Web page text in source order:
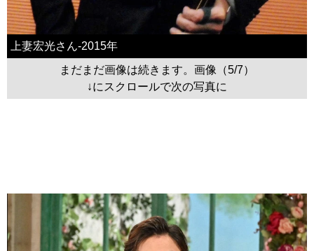
上妻宏光さん-2015年
まだまだ画像は続きます。画像（5/7）
↓にスクロールで次の写真に